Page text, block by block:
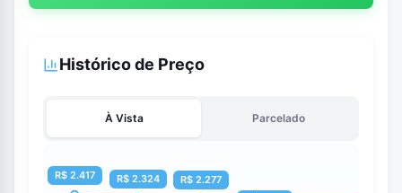
Histórico de Preço
À Vista Parcelado